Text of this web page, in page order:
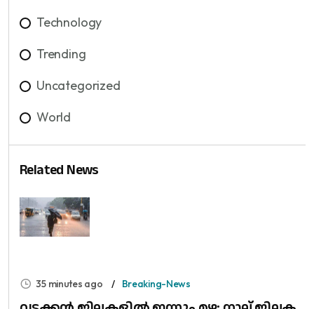
Technology
Trending
Uncategorized
World
Related News
35 minutes ago Breaking-News